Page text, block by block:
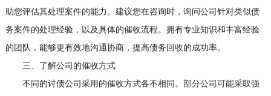
助您评估其处理案件的能力。建议您在咨询时，询问公司针对类似债
务案件的处理经验，以及具体的催收流程。拥有专业知识和丰富经验
的团队，能够更有效地沟通协商，提高债务回收的成功率。
三、了解公司的催收方式
不同的讨债公司采用的催收方式各不相同。部分公司可能采取强